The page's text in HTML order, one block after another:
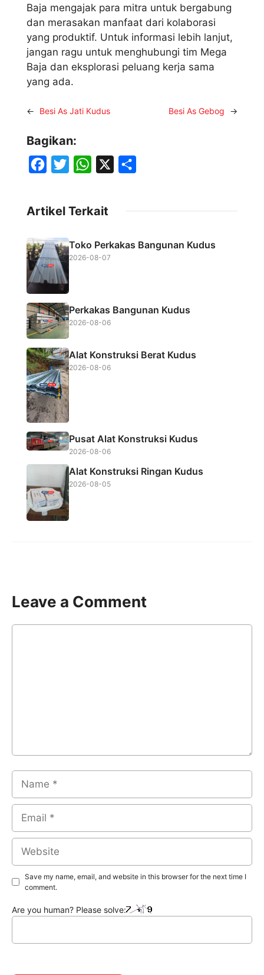
Baja mengajak para mitra untuk bergabung
dan merasakan manfaat dari kolaborasi
yang produktif. Untuk informasi lebih lanjut,
jangan ragu untuk menghubungi tim Mega
Baja dan eksplorasi peluang kerja sama
yang ada.
← Besi As Jati Kudus Besi As Gebog →
Bagikan:
e
b
o
o
t
e
W
t
A
Artikel Terkait
Toko Perkakas Bangunan Kudus
2026-08-07
Perkakas Bangunan Kudus
2026-08-06
Alat Konstruksi Berat Kudus
2026-08-06
Pusat Alat Konstruksi Kudus
2026-08-06
Alat Konstruksi Ringan Kudus
2026-08-05
Leave a Comment
Comment
Name
Email
Website
Save my name, email, and website in this browser for the next time I
comment.
Are you human? Please solve: